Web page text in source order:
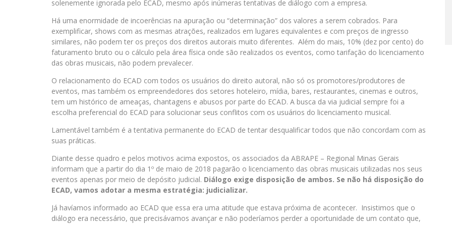
solenemente ignorada pelo ECAD, mesmo após inúmeras tentativas de diálogo com a empresa.
Há uma enormidade de incoerências na apuração ou “determinação” dos valores a serem cobrados. Para
exemplificar, shows com as mesmas atrações, realizados em lugares equivalentes e com preços de ingresso
similares, não podem ter os preços dos direitos autorais muito diferentes. Além do mais, 10% (dez por cento) do
faturamento bruto ou o cálculo pela área física onde são realizados os eventos, como tarifação do licenciamento
das obras musicais, não podem prevalecer.
O relacionamento do ECAD com todos os usuários do direito autoral, não só os promotores/produtores de
eventos, mas também os empreendedores dos setores hoteleiro, mídia, bares, restaurantes, cinemas e outros,
tem um histórico de ameaças, chantagens e abusos por parte do ECAD. A busca da via judicial sempre foi a
escolha preferencial do ECAD para solucionar seus conflitos com os usuários do licenciamento musical.
Lamentável também é a tentativa permanente do ECAD de tentar desqualificar todos que não concordam com as
suas práticas.
Diante desse quadro e pelos motivos acima expostos, os associados da ABRAPE – Regional Minas Gerais
informam que a partir do dia 1º de maio de 2018 pagarão o licenciamento das obras musicais utilizadas nos seus
eventos apenas por meio de depósito judicial. Diálogo exige disposição de ambos. Se não há disposição do
ECAD, vamos adotar a mesma estratégia: judicializar.
Já havíamos informado ao ECAD que essa era uma atitude que estava próxima de acontecer. Insistimos que o
diálogo era necessário, que precisávamos avançar e não poderíamos perder a oportunidade de um contato que,